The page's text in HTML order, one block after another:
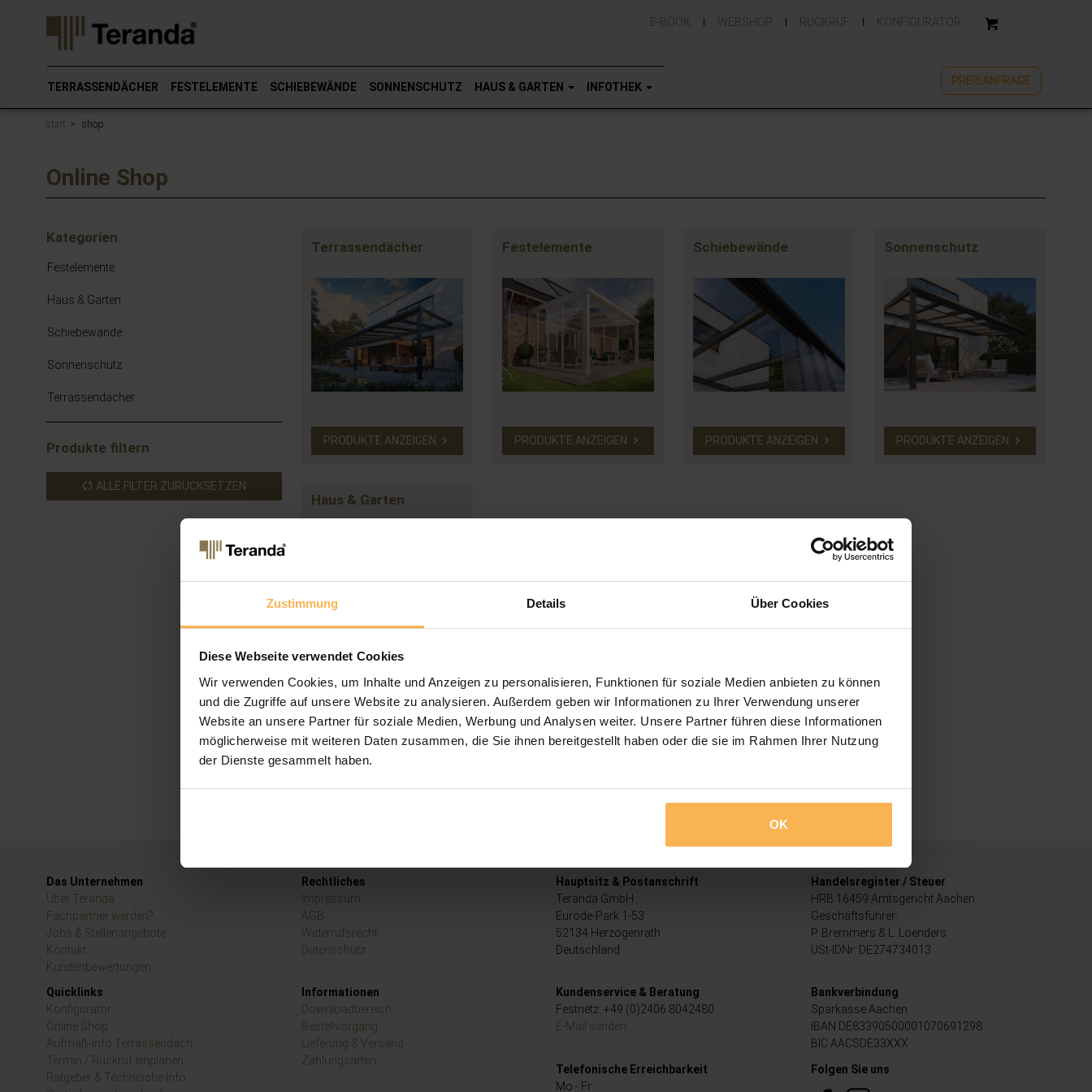
Zustimmung Details Über Cookies
Diese Webseite verwendet Cookies
Wir verwenden Cookies, um Inhalte und Anzeigen zu personalisieren, Funktionen für soziale Medien anbieten zu können
und die Zugriffe auf unsere Website zu analysieren. Außerdem geben wir Informationen zu Ihrer Verwendung unserer
Website an unsere Partner für soziale Medien, Werbung und Analysen weiter. Unsere Partner führen diese Informationen
möglicherweise mit weiteren Daten zusammen, die Sie ihnen bereitgestellt haben oder die sie im Rahmen Ihrer Nutzung
der Dienste gesammelt haben.
OK
Seite.
E-BOOK WEBSHOP RÜCKRUF KONFIGURATOR
TERRASSENDÄCHER FESTELEMENTE SCHIEBEWÄNDE SONNENSCHUTZ HAUS & GARTEN INFOTHEK PREISANFRAGE
start shop
Online Shop
Kategorien
Festelemente
Haus & Garten
Schiebewände
Sonnenschutz
Terrassendächer
Produkte filtern
ALLE FILTER ZURÜCKSETZEN
Terrassendächer
PRODUKTE ANZEIGEN
Festelemente
PRODUKTE ANZEIGEN
Schiebewände
PRODUKTE ANZEIGEN
Sonnenschutz
PRODUKTE ANZEIGEN
Haus & Garten
Das Unternehmen
Über Teranda
Fachpartner werden?
Jobs & Stellenangebote
Kontakt
Kundenbewertungen
Quicklinks
Konfigurator
Online Shop
Aufmaß-Info Terrassendach
Termin / Rückruf einplanen
Ratgeber & Technische Info
Rechtliches
Impressum
AGB
Widerrufsrecht
Datenschutz
Informationen
Downloadbereich
Bestellvorgang
Lieferung & Versand
Zahlungsarten
Hauptsitz & Postanschrift
Teranda GmbH
Eurode-Park 1-53
52134 Herzogenrath
Deutschland
Kundenservice & Beratung
Festnetz: +49 (0)2406 8042480
E-Mail senden
Telefonische Erreichbarkeit
Mo - Fr
Handelsregister / Steuer
HRB 16459 Amtsgericht Aachen
Geschäftsführer:
P. Bremmers & L. Loenders
USt-IDNr: DE274734013
Bankverbindung
Sparkasse Aachen
IBAN DE83390500001070691298
BIC AACSDE33XXX
Folgen Sie uns